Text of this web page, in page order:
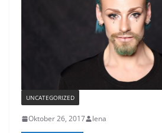
UNCATEGORIZED
Oktober 26, 2017 lena